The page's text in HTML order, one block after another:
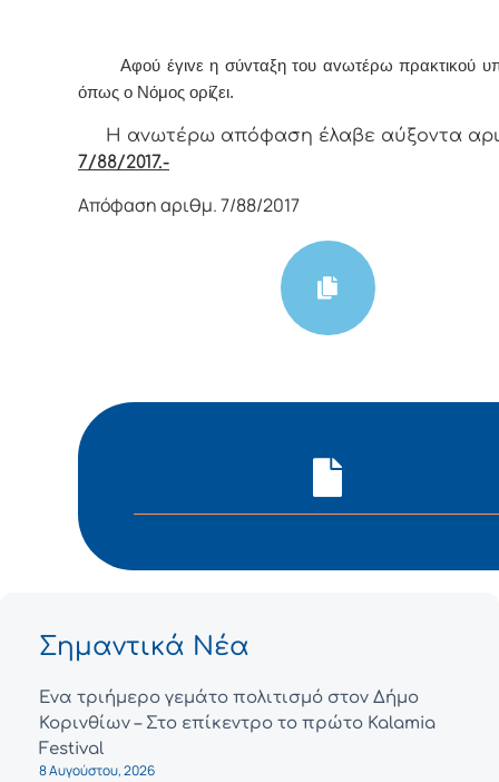
Αφoύ έγιvε η σύvταξη τoυ αvωτέρω πρακτικoύ
όπως o Νόμoς oρίζει.
Η αvωτέρω απόφαση έλαβε αύξοντα
7/88/2017.-
Απόφαση αριθμ. 7/88/2017
Σημαντικά Νέα
Ένα τριήμερο γεμάτο πολιτισμό στον Δήμο
Κορινθίων – Στο επίκεντρο το πρώτο Kalamia
Festival
8 Αυγούστου, 2026